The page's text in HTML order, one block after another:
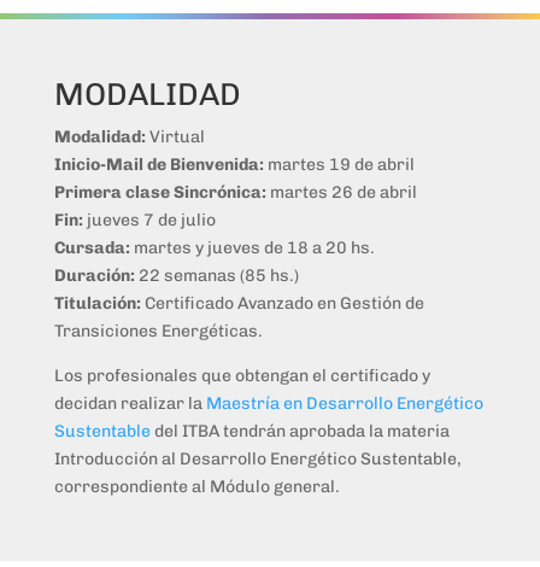
MODALIDAD
Modalidad: Virtual
Inicio-Mail de Bienvenida: martes 19 de abril
Primera clase Sincrónica: martes 26 de abril
Fin: jueves 7 de julio
Cursada: martes y jueves de 18 a 20 hs.
Duración: 22 semanas (85 hs.)
Titulación: Certificado Avanzado en Gestión de
Transiciones Energéticas.
Los profesionales que obtengan el certificado y
decidan realizar la Maestría en Desarrollo Energético
Sustentabledel ITBA tendrán aprobada la materia
Introducción al Desarrollo Energético Sustentable,
correspondiente al Módulo general.